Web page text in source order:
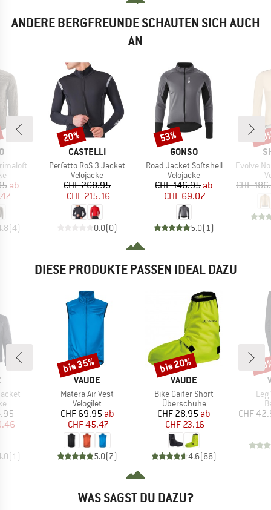
ANDERE BERGFREUNDE SCHAUTEN SICH AUCH
AN
Preis
ab
(4)
MARKE
CASTELLI
Artikel
Perfetto RoS 3 Jacket
Produktgruppe
Velojacke
Preis
CHF 268.95reduzierter Preis
CHF 215.16
0.0(0)
Rabatt
20%
MARKE
GONSO
Artikel
Road Jacket Softshell
Produktgruppe
Velojacke
Preis
CHF 146.95reduzierter Preis
ab
CHF 69.07
5.0(1 )
Rabatt
53%
Artikel
Evolve No
CHF
DIESE PRODUKTE PASSEN IDEAL DAZU
Preis
(1)
MARKE
VAUDE
Artikel
Matera Air Vest
Produktgruppe
Velogilet
Preis
CHF 69.95reduzierter Preis
ab
CHF 45.47
5.0(7)
Rabatt
bis 35%
MARKE
VAUDE
Artikel
Bike Gaiter Short
Produktgruppe
Überschuhe
Preis
CHF 28.95reduzierter Preis
ab
CHF 23.16
4.6(66)
Rabatt
bis 20%
CHF
WAS SAGST DU DAZU?